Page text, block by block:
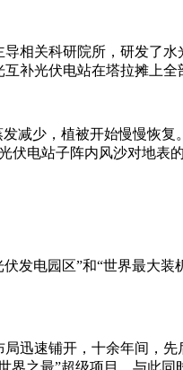
相关科研院所，研发了
补光伏电站在塔拉摊上全
减少，植被开始慢慢恢
电站子阵内风沙对地表
发电园区”和“世界最大
迅速铺开，十余年间，
之最”超级项目。与此